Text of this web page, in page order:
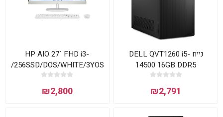
נייח DELL QVT1260 i5-
14500 16GB DDR5
512NVME DOS 3YOS
₪2,791
HP AIO 27` FHD i3-
256SSD/DOS/WHITE/3YOS
₪2,800